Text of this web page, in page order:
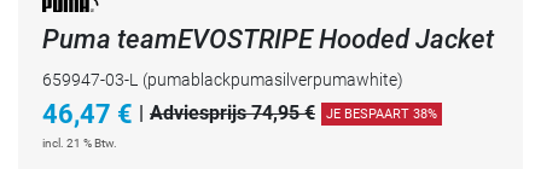
Puma teamEVOSTRIPE Hooded Jacket
659947-03-L (pumablackpumasilverpumawhite)
46,47 € Adviesprijs 74,95 € JE BESPAART 38%
incl. 21 % Btw.